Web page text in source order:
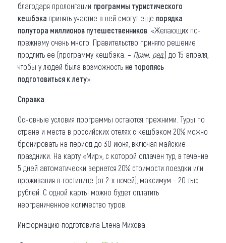
благодаря пролонгации программы туристического
кешбэка принять участие в ней смогут еще порядка
полутора миллионов путешественников . «Желающих по-
прежнему очень много. Правительство приняло решение
продлить ее (программу кешбэка. – Прим. ред.) до 15 апреля,
чтобы у людей была возможность не торопясь
подготовиться к лету».
Справка
Основные условия программы остаются прежними. Туры по
стране и места в российских отелях с кешбэком 20% можно
бронировать на период до 30 июня, включая майские
праздники. На карту «Мир», с которой оплачен тур, в течение
5 дней автоматически вернется 20% стоимости поездки или
проживания в гостинице (от 2-х ночей), максимум – 20 тыс.
рублей. С одной карты можно будет оплатить
неограниченное количество туров.
Информацию подготовила Елена Михова.